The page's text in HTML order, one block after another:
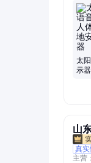
太
示
山
真
主营：